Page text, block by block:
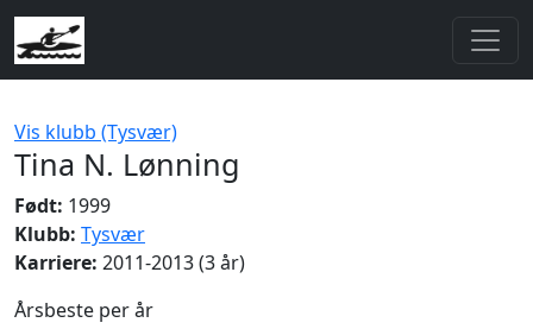
Vis klubb (Tysvær)
Tina N. Lønning
Født: 1999
Klubb: Tysvær
Karriere: 2011-2013 (3 år)
Årsbeste per år